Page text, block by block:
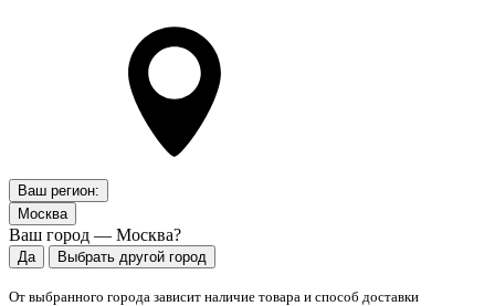
Ваш регион:
Москва
Ваш город — Москва?
Да Выбрать другой город
От выбранного города зависит наличие товара и способ доставки